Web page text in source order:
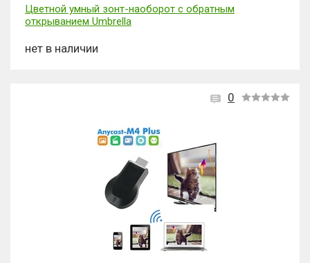
Цветной умный зонт-наоборот с обратным
открыванием Umbrella
нет в наличии
0